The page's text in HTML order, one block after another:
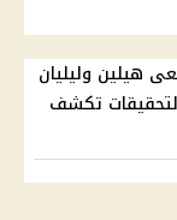
هيلين وليليان
تكشف